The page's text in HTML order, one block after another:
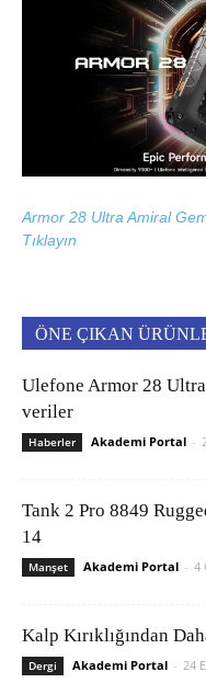
Armor 28 Ultra Amiral
Tıklayın
ÖNE ÇIKAN
Ulefone Armor 28
veriler
Haberler Akademi Portal -
Tank 2 Pro 8849
14
Manşet Akademi Portal - 4
Kalp Kırıklığından
Dergi Akademi Portal - 24